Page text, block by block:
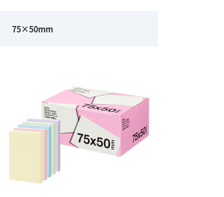
75×50mm